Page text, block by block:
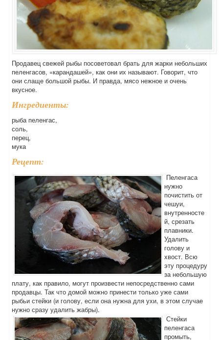
Продавец свежей рыбы посоветовал брать для жарки небольших
пеленгасов, «карандашей», как они их называют. Говорит, что
они слаще большой рыбы. И правда, мясо нежное и очень
вкусное.
Ингредиенты:
рыба пеленгас,
соль,
перец,
мука
Рецепт:
Пеленгаса
нужно
почистить от
чешуи,
внутренносте
й, срезать
плавники.
Удалить
голову и
хвост. Всю
эту процедуру
за небольшую
плату, как правило, могут произвести непосредственно сами
продавцы. Так что домой можно принести только уже сами
рыбьи стейки (и голову, если она нужна для ухи, в этом случае
нужно сразу удалить жабры).
Стейки
пеленгаса
промыть,